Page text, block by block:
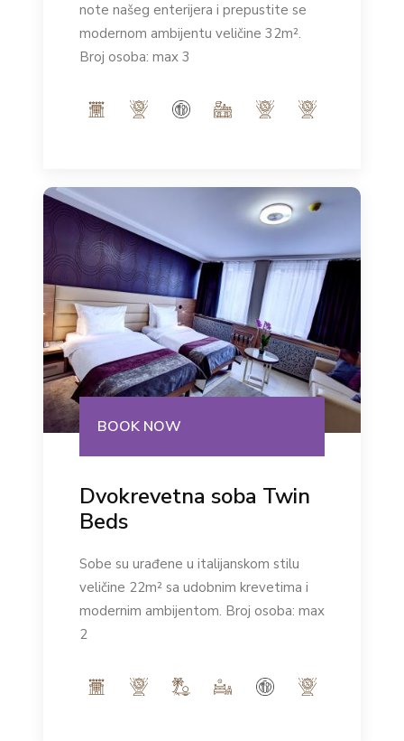
note našeg enterijera i prepustite se
modernom ambijentu veličine 32m².
Broj osoba: max 3
BOOK NOW
Dvokrevetna soba Twin
Beds
Sobe su urađene u italijanskom stilu
veličine 22m² sa udobnim krevetima i
modernim ambijentom. Broj osoba: max
2